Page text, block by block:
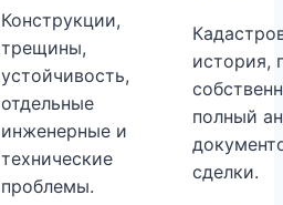
Конструкции,
трещины,
устойчивость,
отдельные
инженерные и
технические
проблемы.
история,
полный
сделки.